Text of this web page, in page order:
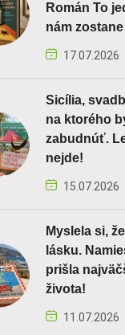
Román To
nám zostane
17.07.2026
Sicília,
na ktorého
zabudnúť.
nejde!
15.07.2026
Myslela si,
lásku.
prišla
života!
11.07.2026